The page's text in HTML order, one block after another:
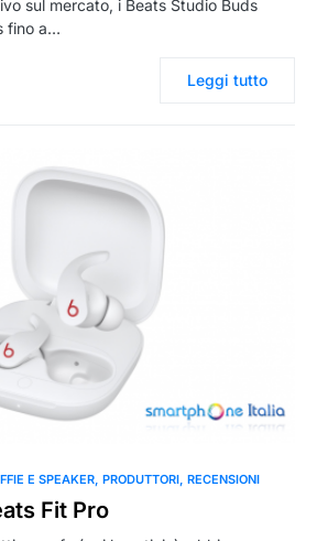
sul mercato, i Beats Studio Buds
fino a…
Leggi tutto
E SPEAKER PRODUTTORI RECENSIONI
Fit Pro